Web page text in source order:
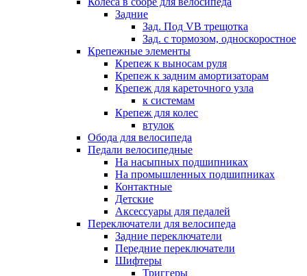
Задние
Зад. Под VB трещотка
Зад. с тормозом, односкоростное
Крепежные элементы
Крепеж к выносам руля
Крепеж к задним амортизаторам
Крепеж для кареточного узла
к системам
Крепеж для колес
втулок
Обода для велосипеда
Педали велосипедные
На насыпных подшипниках
На промышленных подшипниках
Контактные
Детские
Аксессуары для педалей
Переключатели для велосипеда
Задние переключатели
Передние переключатели
Шифтеры
Триггеры